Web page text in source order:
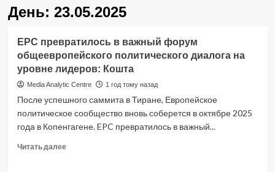
День: 23.05.2025
EPC превратилось в важный форум
общеевропейского политического диалога на
уровне лидеров: Кошта
Media Analytic Centre 1 год тому назад
После успешного саммита в Тиране, Европейское
политическое сообщество вновь соберется в октябре 2025
года в Копенгагене. EPC превратилось в важный...
Читать далееRead